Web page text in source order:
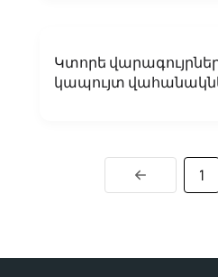
Կտորե
կապույտ
1